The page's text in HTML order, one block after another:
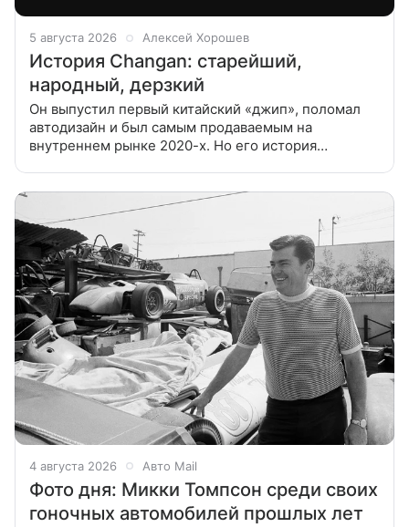
5 августа 2026 Алексей Хорошев
История Changan: старейший,
народный, дерзкий
Он выпустил первый китайский «джип», поломал
автодизайн и был самым продаваемым на
внутреннем рынке 2020-х. Но его история
4 августа 2026 Авто Mail
Фото дня: Микки Томпсон среди своих
гоночных автомобилей прошлых лет